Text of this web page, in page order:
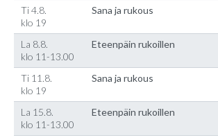
Ti 4.8.
klo 19
Sana ja rukous
La 8.8.
klo 11-13.00
Eteenpäin rukoillen
Ti 11.8.
klo 19
Sana ja rukous
La 15.8.
klo 11-13.00
Eteenpäin rukoillen